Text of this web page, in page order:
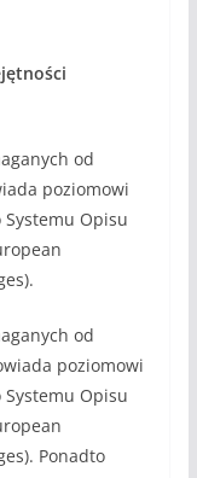
od
poziomowi
Systemu Opisu
od
poziomowi
Systemu Opisu
Ponadto